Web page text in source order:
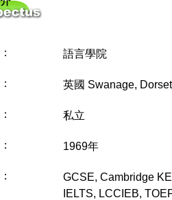
語言學院
英國 Swanage,
私立
1969年
GCSE, Cambridge
IELTS, LCCIEB,